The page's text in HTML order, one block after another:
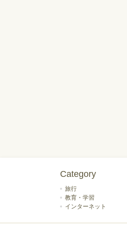
Category
旅行
教育・学習
インターネット